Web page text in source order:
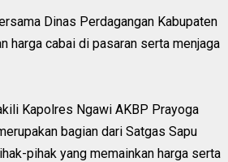
Dinas Perdagangan Kabupaten
harga cabai di pasaran serta menjaga
Kapolres Ngawi AKBP Prayoga
bagian dari Satgas Sapu
pihak yang memainkan harga serta